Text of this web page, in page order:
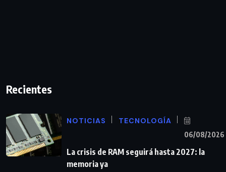
Recientes
NOTICIAS TECNOLOGÍA
06/08/2026
La crisis de RAM seguirá hasta 2027: la
memoria ya